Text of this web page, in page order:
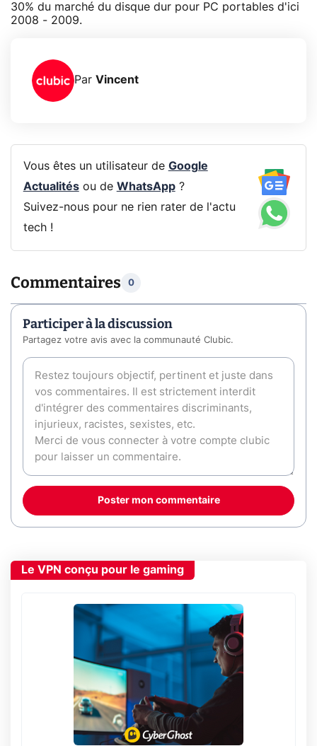
30% du marché du disque dur pour PC portables d'ici
2008 - 2009.
Par Vincent
Vous êtes un utilisateur de Google
Actualitésou de WhatsApp?
Suivez-nous pour ne rien rater de l'actu
tech !
Commentaires 0
Participer à la discussion
Partagez votre avis avec la communauté Clubic.
Poster mon commentaire
Le VPN conçu pour le gaming